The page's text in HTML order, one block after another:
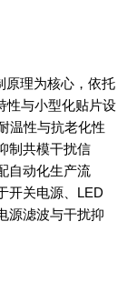
原理为核心，依托
性与小型化贴片设
温性与抗老化性
制共模干扰信
自动化生产流
开关电源、LED
源滤波与干扰抑